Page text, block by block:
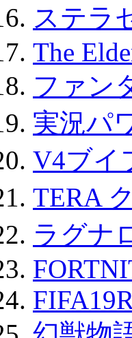
ステラ
The
ファン
実況パ
V4ブイ
TERA
ラグナ